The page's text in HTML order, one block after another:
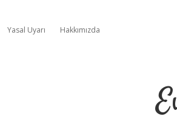
Yasal Uyarı Hakkımızda